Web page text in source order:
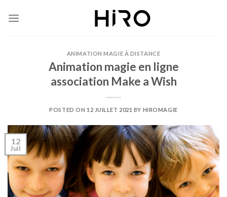
ANIMATION MAGIE À DISTANCE
Animation magie en ligne
association Make a Wish
POSTED ON 12 JUILLET 2021 BY HIROMAGIE
12
Juil